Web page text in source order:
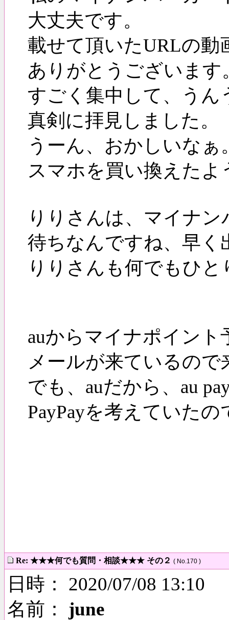
大丈夫です。
載せて頂いたURLの動
ありがとうございます
すごく集中して、う
真剣に拝見しました。
うーん、おかしいなぁ
スマホを買い換えた
りりさんは、マイナ
待ちなんですね、早く
りりさんも何でもひ
auからマイナポイン
メールが来ているの
でも、auだから、au
PayPayを考えていたの
Re: ★★★何でも質問・相談★★★ その２ ( No.170 )
日時： 2020/07/08 13:10
名前： june